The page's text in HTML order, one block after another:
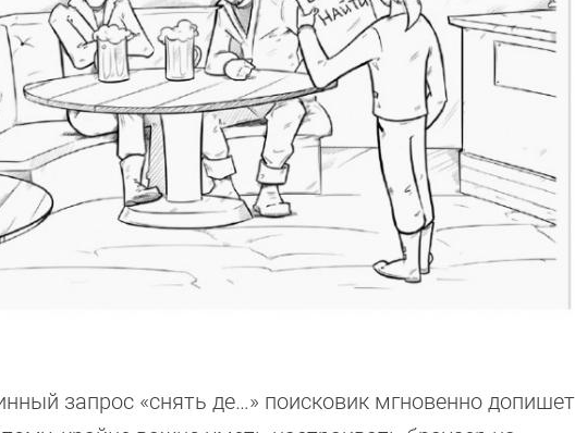
запрос «снять де…» поисковик мгновенно допишет